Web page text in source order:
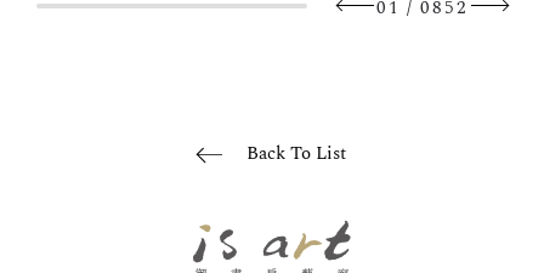
01 / 0852
Back To List